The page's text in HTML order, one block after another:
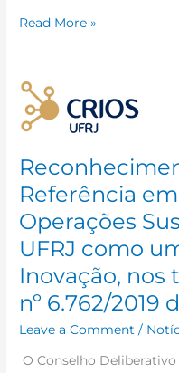
Read More »
Referência
Operações
UFRJ como
Inovação, nos
nº 6.762/2019
Leave a Comment /
O Conselho
Reconhecimento
do
Centro
Referência
em
para
Operações
Sustentáveis
CRIOS-
UFRJ
um